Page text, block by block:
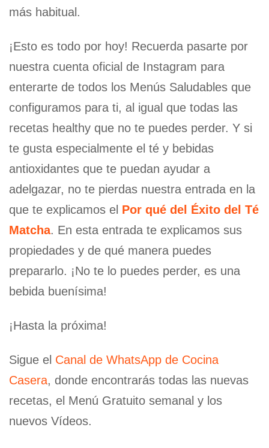
más habitual.
¡Esto es todo por hoy! Recuerda pasarte por
nuestra cuenta oficial de Instagram para
enterarte de todos los Menús Saludables que
configuramos para ti, al igual que todas las
recetas healthy que no te puedes perder. Y si
te gusta especialmente el té y bebidas
antioxidantes que te puedan ayudar a
adelgazar, no te pierdas nuestra entrada en la
que te explicamos el Por qué del Éxito del Té
Matcha. En esta entrada te explicamos sus
propiedades y de qué manera puedes
prepararlo. ¡No te lo puedes perder, es una
bebida buenísima!
¡Hasta la próxima!
Sigue el Canal de WhatsApp de Cocina
Casera, donde encontrarás todas las nuevas
recetas, el Menú Gratuito semanal y los
nuevos Vídeos.